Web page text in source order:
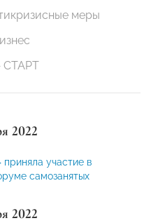
меры
2022
участие в
самозанятых
2022